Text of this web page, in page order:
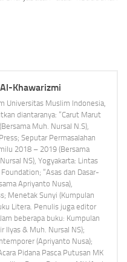
Khawarizmi
Universitas Muslim Indonesia,
diantaranya: “Carut Marut
Muh. Nursal N.S),
Seputar Permasalahan
2018 – 2019 (Bersama
NS), Yogyakarta: Lintas
“Asas dan Dasar-
Apriyanto Nusa),
Menetak Sunyi (Kumpulan
Litera. Penulis juga editor
beberapa buku: Kumpulan
Ilyas & Muh. Nursal NS);
(Apriyanto Nusa);
Pidana Pasca Putusan MK